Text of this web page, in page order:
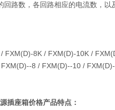
回路数，各回路相应的电流数，以
FXM(D)-8K / FXM(D)-10K /
8 / FXM(D)--10 /
插座箱价格产品特点：